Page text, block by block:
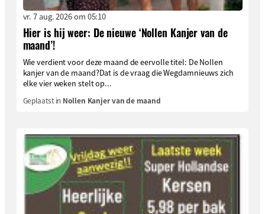
vr. 7 aug. 2026 om 05:10
Hier is hij weer: De nieuwe ‘Nollen Kanjer van de
maand’!
Wie verdient voor deze maand de eervolle titel: De Nollen
kanjer van de maand?Dat is de vraag die Wegdamnieuws zich
elke vier weken stelt op...
Geplaatst in Nollen Kanjer van de maand